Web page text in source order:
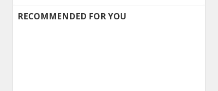
Alternative:
RECOMMENDED FOR YOU